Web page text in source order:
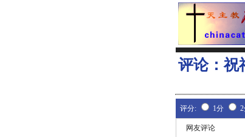
评论：祝
评分: 1分
网友评论